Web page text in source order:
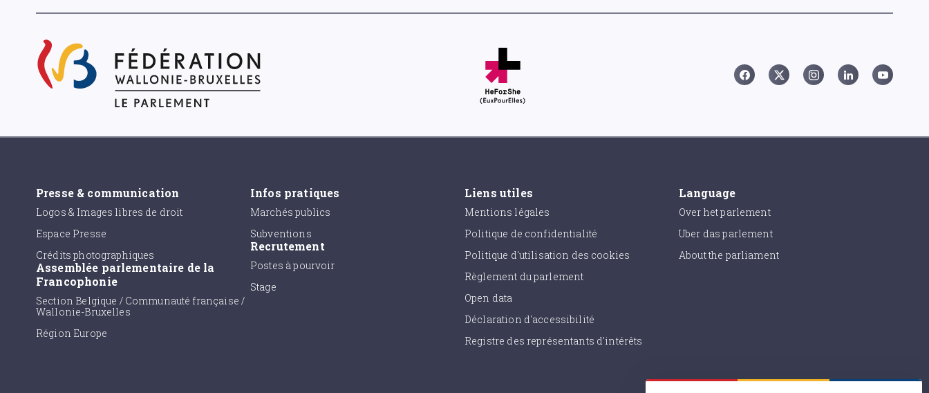
Presse & communication
Logos & Images libres de droit
Espace Presse
Crédits photographiques
Assemblée parlementaire de la
Francophonie
Section Belgique / Communauté française /
Wallonie-Bruxelles
Région Europe
Infos pratiques
Marchés publics
Subventions
Recrutement
Postes à pourvoir
Stage
Liens utiles
Mentions légales
Politique de confidentialité
Politique d'utilisation des cookies
Règlement du parlement
Open data
Déclaration d'accessibilité
Registre des représentants d'intérêts
Language
Over het parlement
Uber das parlement
About the parliament